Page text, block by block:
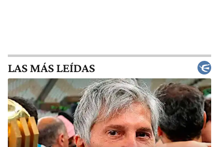
LAS MÁS LEÍDAS